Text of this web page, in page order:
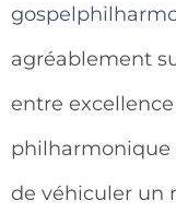
agréablement
entre
philharmonique
de véhiculer un